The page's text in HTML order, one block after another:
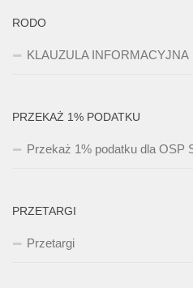
RODO
KLAUZULA INFORMACYJNA
PRZEKAŻ 1% PODATKU
Przekaż 1% podatku dla OSP
PRZETARGI
Przetargi